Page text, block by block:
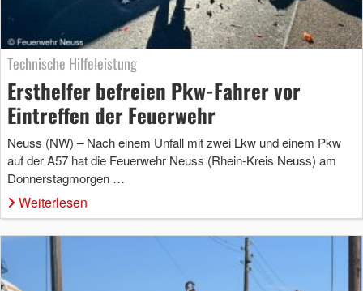
Technische Hilfeleistung
Ersthelfer befreien Pkw-Fahrer vor
Eintreffen der Feuerwehr
Neuss (NW) – Nach einem Unfall mit zwei Lkw und einem Pkw
auf der A57 hat die Feuerwehr Neuss (Rhein-Kreis Neuss) am
Donnerstagmorgen …
Weiterlesen